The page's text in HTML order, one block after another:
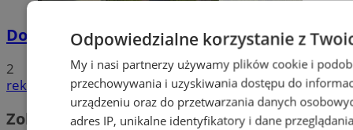
Dowody osobiste z odciskami palców
2
reklama
Zobacz również
Odpowiedzialne korzystanie z
My i nasi partnerzy używamy plików cookie i
przechowywania i uzyskiwania dostępu do
urządzeniu oraz do przetwarzania danych
adres IP, unikalne identyfikatory i dane